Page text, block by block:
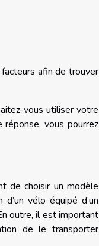
afin de trouver
vous utiliser votre
vous pourrez
de choisir un modèle
vélo équipé d’un
outre, il est important
de le transporter